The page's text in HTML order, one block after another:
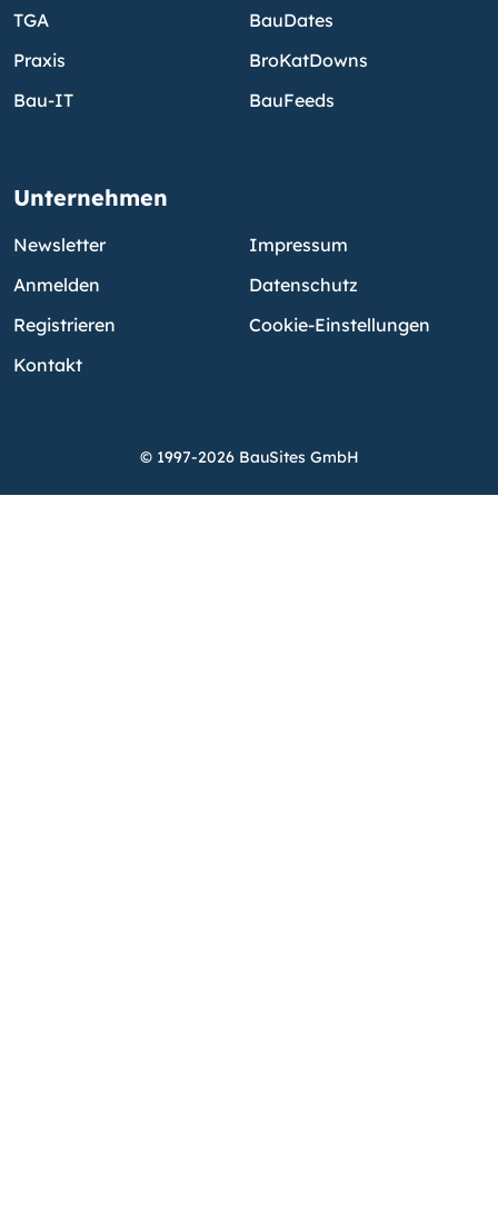
TGA
Praxis
Bau-IT
BauDates
BroKatDowns
BauFeeds
Unternehmen
Newsletter
Anmelden
Registrieren
Kontakt
Impressum
Datenschutz
Cookie-Einstellungen
© 1997-2026 BauSites GmbH